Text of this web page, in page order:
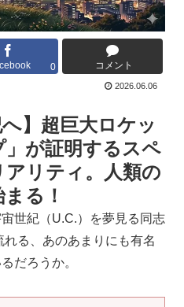
0 コメント
2026.06.06
へ】超巨大ロケッ
」が証明するスペ
リティ。人類の
る！
世紀（U.C.）を夢見る同志
る、あのあまりにも有名
だろうか。